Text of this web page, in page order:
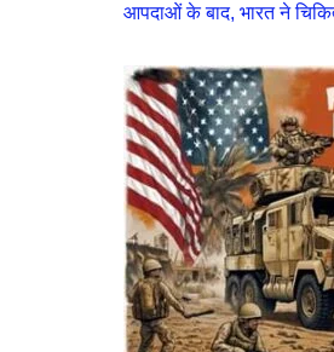
आपदाओं के बाद, भारत ने